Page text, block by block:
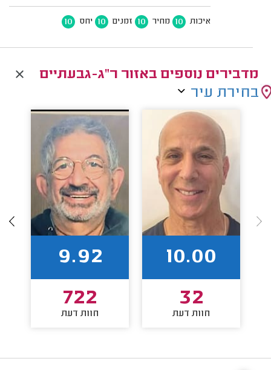
איכות 10 מחיר 10 זמנים 10 יחס 10
מדבירים נוספים באזור ר"ג-גבעתיים
בחירת עיר
10.00
32
חוות דעת
9.92
722
חוות דעת